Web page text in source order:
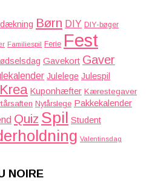
Børn DIY DIY-bøger
Familiespil Ferie Fest
Gavekort Gaver
Julelege Julespil
Krea Kuponhæfter Kærestegaver
Nytårslege Pakkekalender
Quiz Spil Student
Valentinsdag
NOIRE